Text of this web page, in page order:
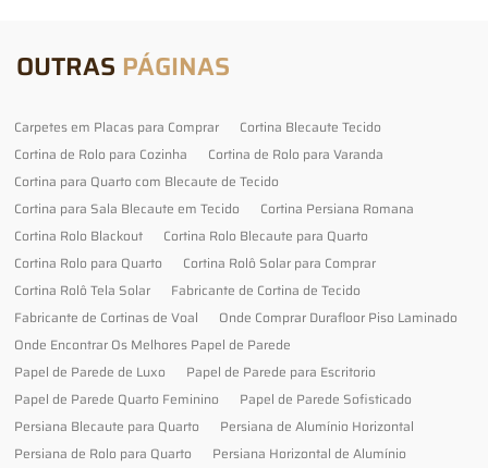
OUTRAS PÁGINAS
Carpetes em Placas para Comprar
Cortina Blecaute Tecido
Cortina de Rolo para Cozinha
Cortina de Rolo para Varanda
Cortina para Quarto com Blecaute de Tecido
Cortina para Sala Blecaute em Tecido
Cortina Persiana Romana
Cortina Rolo Blackout
Cortina Rolo Blecaute para Quarto
Cortina Rolo para Quarto
Cortina Rolô Solar para Comprar
Cortina Rolô Tela Solar
Fabricante de Cortina de Tecido
Fabricante de Cortinas de Voal
Onde Comprar Durafloor Piso Laminado
Onde Encontrar Os Melhores Papel de Parede
Papel de Parede de Luxo
Papel de Parede para Escritorio
Papel de Parede Quarto Feminino
Papel de Parede Sofisticado
Persiana Blecaute para Quarto
Persiana de Alumínio Horizontal
Persiana de Rolo para Quarto
Persiana Horizontal de Alumínio